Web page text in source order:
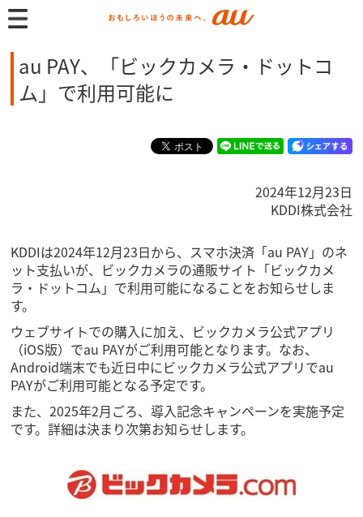
au PAY、「ビックカメラ・ドットコ
ム」で利用可能に
2024年12月23日
KDDI株式会社
KDDIは2024年12月23日から、スマホ決済「au PAY」のネ
ット支払いが、ビックカメラの通販サイト「ビックカメ
ラ・ドットコム」で利用可能になることをお知らせしま
す。
ウェブサイトでの購入に加え、ビックカメラ公式アプリ
（iOS版）でau PAYがご利用可能となります。なお、
Android端末でも近日中にビックカメラ公式アプリでau
PAYがご利用可能となる予定です。
また、2025年2月ごろ、導入記念キャンペーンを実施予定
です。詳細は決まり次第お知らせします。